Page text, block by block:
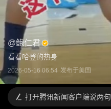
@鲍仁君
看看哈登的热身
2026-05-16 06:54 发布于美国
打开腾讯新闻客户端说两句